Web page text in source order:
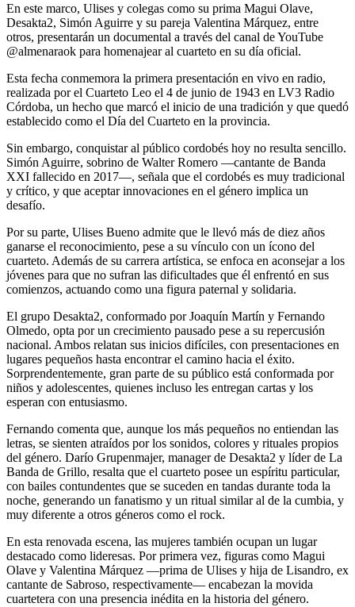
En este marco, Ulises y colegas como su prima Magui Olave,
Desakta2, Simón Aguirre y su pareja Valentina Márquez, entre
otros, presentarán un documental a través del canal de YouTube
@almenaraok para homenajear al cuarteto en su día oficial.
Esta fecha conmemora la primera presentación en vivo en radio,
realizada por el Cuarteto Leo el 4 de junio de 1943 en LV3 Radio
Córdoba, un hecho que marcó el inicio de una tradición y que quedó
establecido como el Día del Cuarteto en la provincia.
Sin embargo, conquistar al público cordobés hoy no resulta sencillo.
Simón Aguirre, sobrino de Walter Romero —cantante de Banda
XXI fallecido en 2017—, señala que el cordobés es muy tradicional
y crítico, y que aceptar innovaciones en el género implica un
desafío.
Por su parte, Ulises Bueno admite que le llevó más de diez años
ganarse el reconocimiento, pese a su vínculo con un ícono del
cuarteto. Además de su carrera artística, se enfoca en aconsejar a los
jóvenes para que no sufran las dificultades que él enfrentó en sus
comienzos, actuando como una figura paternal y solidaria.
El grupo Desakta2, conformado por Joaquín Martín y Fernando
Olmedo, opta por un crecimiento pausado pese a su repercusión
nacional. Ambos relatan sus inicios difíciles, con presentaciones en
lugares pequeños hasta encontrar el camino hacia el éxito.
Sorprendentemente, gran parte de su público está conformada por
niños y adolescentes, quienes incluso les entregan cartas y los
esperan con entusiasmo.
Fernando comenta que, aunque los más pequeños no entiendan las
letras, se sienten atraídos por los sonidos, colores y rituales propios
del género. Darío Grupenmajer, manager de Desakta2 y líder de La
Banda de Grillo, resalta que el cuarteto posee un espíritu particular,
con bailes contundentes que se suceden en tandas durante toda la
noche, generando un fanatismo y un ritual similar al de la cumbia, y
muy diferente a otros géneros como el rock.
En esta renovada escena, las mujeres también ocupan un lugar
destacado como lideresas. Por primera vez, figuras como Magui
Olave y Valentina Márquez —prima de Ulises y hija de Lisandro, ex
cantante de Sabroso, respectivamente— encabezan la movida
cuartetera con una presencia inédita en la historia del género.